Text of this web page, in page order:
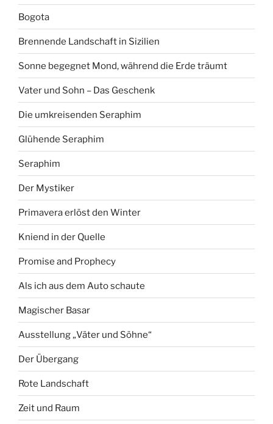
Bogota
Brennende Landschaft in Sizilien
Sonne begegnet Mond, während die Erde träumt
Vater und Sohn – Das Geschenk
Die umkreisenden Seraphim
Glühende Seraphim
Seraphim
Der Mystiker
Primavera erlöst den Winter
Kniend in der Quelle
Promise and Prophecy
Als ich aus dem Auto schaute
Magischer Basar
Ausstellung „Väter und Söhne“
Der Übergang
Rote Landschaft
Zeit und Raum